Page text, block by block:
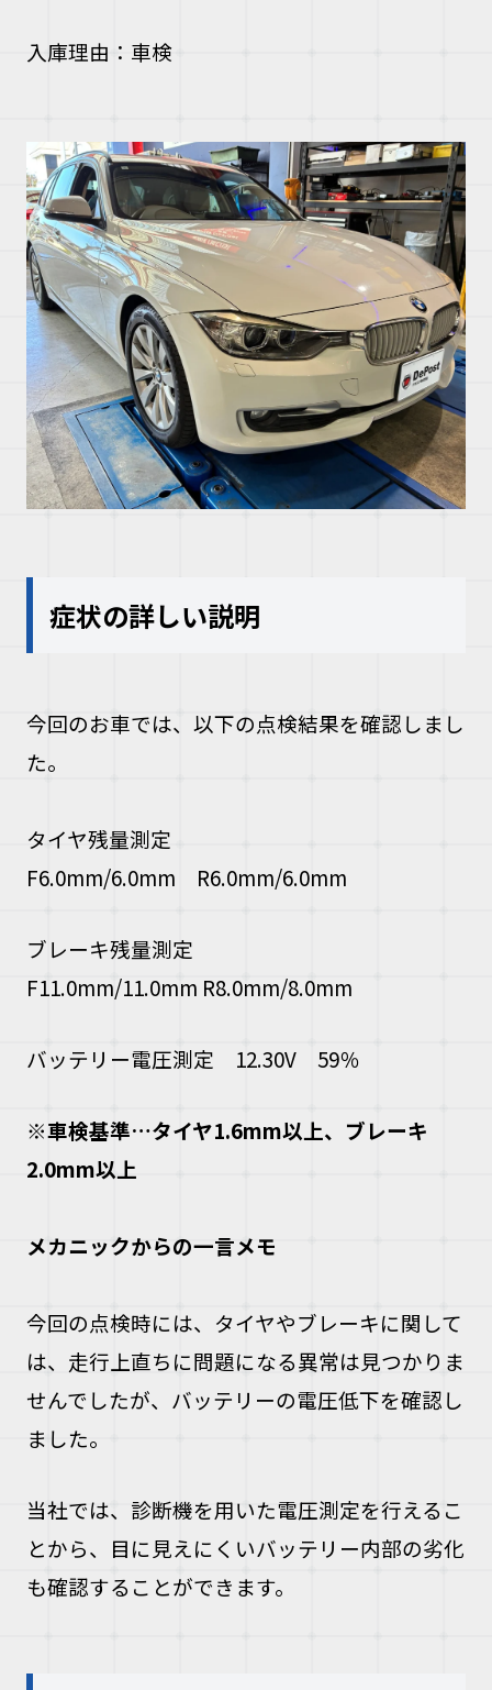
入庫理由：車検
症状の詳しい説明
今回のお車では、以下の点検結果を確認しまし
た。
タイヤ残量測定
F6.0mm/6.0mm R6.0mm/6.0mm
ブレーキ残量測定
F11.0mm/11.0mm R8.0mm/8.0mm
バッテリー電圧測定 12.30V 59％
※車検基準…タイヤ1.6mm以上、ブレーキ
2.0mm以上
メカニックからの一言メモ
今回の点検時には、タイヤやブレーキに関して
は、走行上直ちに問題になる異常は見つかりま
せんでしたが、バッテリーの電圧低下を確認し
ました。
当社では、診断機を用いた電圧測定を行えるこ
とから、目に見えにくいバッテリー内部の劣化
も確認することができます。